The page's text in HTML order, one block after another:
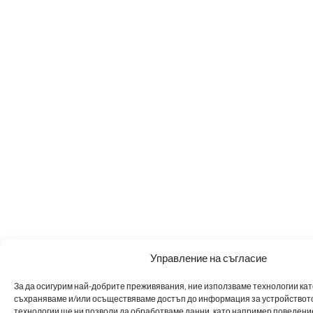
Управление на съгласие
За да осигурим най-добрите преживявания, ние използваме технологии
съхраняваме и/или осъществяваме достъп до информация за